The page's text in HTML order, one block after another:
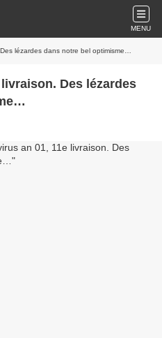
MENU
lézardes dans notre bel optimisme…
Des lézardes